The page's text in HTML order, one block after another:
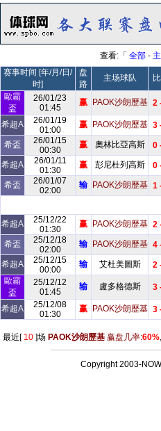
查看:「 全部-
赛事时间 [年/月/日/
时]
盘
路
主场球队
歐霸
盃
26/01/23
01:45
赢 PAOK沙朗歷基 2
希超A
26/01/19
01:00
赢 PAOK沙朗歷基 3
希盃
26/01/15
00:30
赢 奧林比亞高斯 0
希超A
26/01/11
01:30
赢 彭尼杜列高斯 0
希盃
26/01/07
02:00
输 PAOK沙朗歷基 1
希超A
25/12/22
01:30
赢 PAOK沙朗歷基 2
希盃
25/12/18
02:00
输 PAOK沙朗歷基 4
希超A
25/12/15
00:00
输 艾杜美圖斯 2
歐霸
盃
25/12/12
01:45
输 盧多格德斯 3
希超A
25/12/08
01:30
赢 PAOK沙朗歷基 3
最近[ 10]场 PAOK沙朗歷基赢盘几率:60%
Copyright 2003-